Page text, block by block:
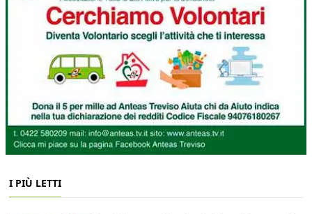
I PIÙ LETTI